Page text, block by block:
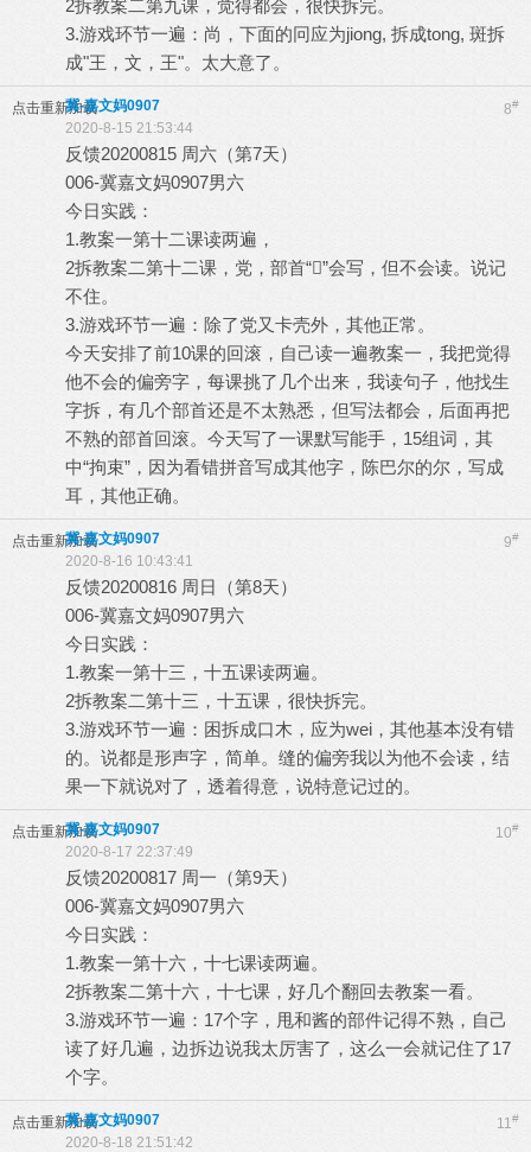
2拆教案二第九课，觉得都会，很快拆完。
3.游戏环节一遍：尚，下面的冋应为jiong, 拆成tong, 斑拆
成"王，文，王"。太大意了。
点击重新加载 8#
冀-嘉文妈0907
2020-8-15 21:53:44
反馈20200815 周六（第7天）
006-冀嘉文妈0907男六
今日实践：
1.教案一第十二课读两遍，
2拆教案二第十二课，党，部首“”会写，但不会读。说记
不住。
3.游戏环节一遍：除了党又卡壳外，其他正常。
今天安排了前10课的回滚，自己读一遍教案一，我把觉得
他不会的偏旁字，每课挑了几个出来，我读句子，他找生
字拆，有几个部首还是不太熟悉，但写法都会，后面再把
不熟的部首回滚。今天写了一课默写能手，15组词，其
中“拘束”，因为看错拼音写成其他字，陈巴尔的尔，写成
耳，其他正确。
点击重新加载 9#
冀-嘉文妈0907
2020-8-16 10:43:41
反馈20200816 周日（第8天）
006-冀嘉文妈0907男六
今日实践：
1.教案一第十三，十五课读两遍。
2拆教案二第十三，十五课，很快拆完。
3.游戏环节一遍：困拆成口木，应为wei，其他基本没有错
的。说都是形声字，简单。缝的偏旁我以为他不会读，结
果一下就说对了，透着得意，说特意记过的。
点击重新加载 10#
冀-嘉文妈0907
2020-8-17 22:37:49
反馈20200817 周一（第9天）
006-冀嘉文妈0907男六
今日实践：
1.教案一第十六，十七课读两遍。
2拆教案二第十六，十七课，好几个翻回去教案一看。
3.游戏环节一遍：17个字，甩和酱的部件记得不熟，自己
读了好几遍，边拆边说我太厉害了，这么一会就记住了17
个字。
点击重新加载 11#
冀-嘉文妈0907
2020-8-18 21:51:42